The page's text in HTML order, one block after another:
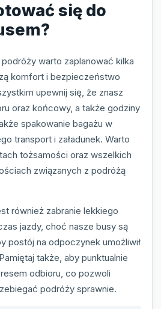
się do
warto zaplanować kilka
komfort i bezpieczeństwo
upewnij się, że znasz
oraz końcowy, a także godziny
spakowanie bagażu w
transport i załadunek. Warto
tożsamości oraz wszelkich
związanych z podróżą
również zabranie lekkiego
jazdy, choć nasze busy są
postój na odpoczynek umożliwił
także, aby punktualnie
odbioru, co pozwoli
podróży sprawnie.